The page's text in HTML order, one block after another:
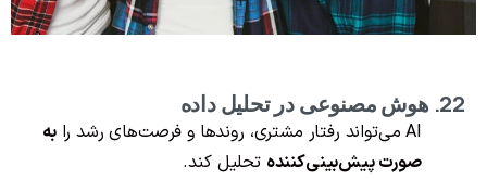
22. هوش مصنوعی در تحلیل داده
AI می‌تواند رفتار مشتری، روندها و فرصت‌های رشد را
به
صورت پیش‌بینی‌کننده تحلیل کند.